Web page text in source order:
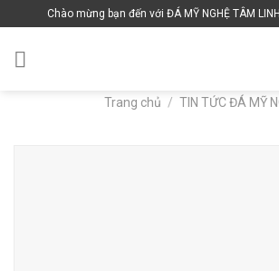
to
content
Chào mừng bạn đến với ĐÁ MỸ NGHỆ TÂM
Trang chủ / TIN TỨC ĐÁ MỸ